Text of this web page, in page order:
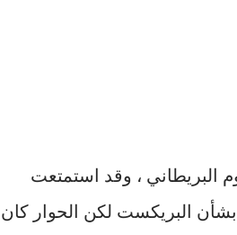
فيها عليك الغيوم لتشاهد
والأرض ، ربنا ما خلقت
، وقد استمتعت
البريكست لكن الحوار كان